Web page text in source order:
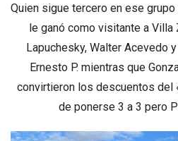
Quien sigue tercero en ese
le ganó como visitante a Villa
Lapuchesky, Walter Acevedo
Ernesto P. mientras que
convirtieron los descuentos del
de ponerse 3 a 3 pero